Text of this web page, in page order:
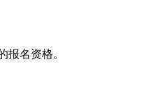
名资格。